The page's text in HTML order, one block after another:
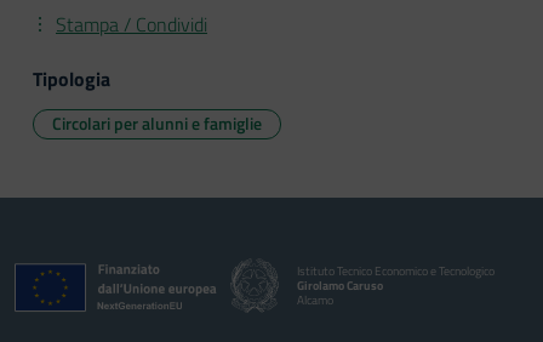
Stampa / Condividi
Tipologia
Circolari per alunni e famiglie
Istituto Tecnico Economico e Tecnologico
Girolamo Caruso
Alcamo